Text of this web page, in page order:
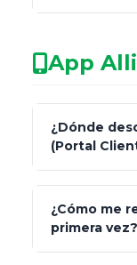
patrimonio
Fiscalidad
App
¿Dónde
(Portal
Client"
¿Cómo me
primera vez?